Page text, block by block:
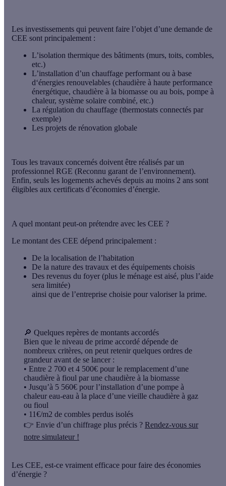
Les investissements qui peuvent faire l’objet d’une demande de
CEE sont principalement :
L’isolation thermique des bâtiments (murs, toits, combles,
etc.)
L’installation d’un chauffage performant ou à base
d‘énergies renouvelables (chaudière à haute performance
énergétique, chaudière à la biomasse ou au bois, pompe à
chaleur, système solaire combiné, etc.)
La régulation du chauffage (thermostats connectés par
exemple)
Les projets de rénovation globale
Tous les travaux concernés doivent être réalisés par un
professionnel RGE (Reconnu garant de l’environnement).
Enfin, seuls les logements achevés depuis au moins 2 ans sont
éligibles aux certificats d’économies d’énergie.
A quel montant peut-on prétendre avec les CEE ?
Le montant des CEE dépend principalement :
De la localisation de l’habitation
De la nature des travaux et des équipements choisis
Des revenus du foyer (plus le ménage est aisé, plus l’aide
sera limitée)
ainsi que de l’entreprise choisie pour valoriser la prime.
🔎 Quelques repères de montants accordés
Bien que le niveau de prime accordé dépende de
nombreux critères, on peut retenir quelques ordres de
grandeur avant de se lancer :
• Entre 2 700 et 4 500€ pour le remplacement d’une
chaudière à fioul par une chaudière à la biomasse
• Jusqu’à 5 560€ pour l’installation d’une pompe à
chaleur eau-eau à la place d’une vieille chaudière à gaz
ou fioul
• 11€/m2 de combles perdus isolés
👉 Envie d’un chiffrage plus précis ? Rendez-vous sur
notre simulateur !
Les CEE, est-ce vraiment efficace pour faire des économies
d’énergie ?